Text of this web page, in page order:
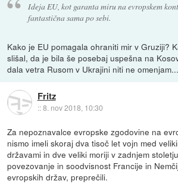
Ideja EU, kot garanta miru na evropskem
fantastična sama po sebi.
Kako je EU pomagala ohraniti mir v Gruziji?
slišal, da je bila še posebaj uspešna na
dala vetra Rusom v Ukrajini niti ne omenjam...
Fritz
::8. nov 2018, 10:30
Za nepoznavalce evropske zgodovine na
nismo imeli skoraj dva tisoč let vojn med
državami in dve veliki moriji v zadnjem
povezovanje in soodvisnost Francije in
evropskih držav, preprečili.